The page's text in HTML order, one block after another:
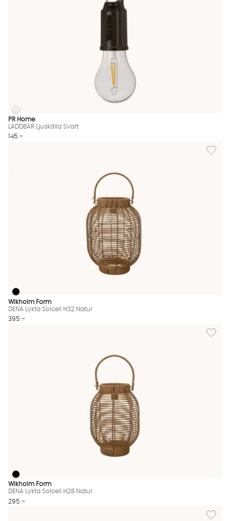
LADDBAR Ljuskälla Svart Finns även i dessa färger:
LADDBAR Ljuskälla Svart
PR Home
LADDBAR Ljuskälla Svart
145 :-
Lägg
DENA Lykta Solcell H32 Natur Finns även i dessa färger:
DENA Lykta Solcell H32 Natur
Wikholm Form
DENA Lykta Solcell H32 Natur
395 :-
Lägg
DENA Lykta Solcell H28 Natur Finns även i dessa färger:
DENA Lykta Solcell H28 Natur
Wikholm Form
DENA Lykta Solcell H28 Natur
295 :-
Lägg